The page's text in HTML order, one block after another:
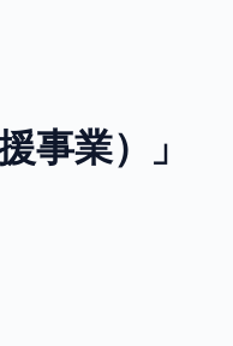
事業）」